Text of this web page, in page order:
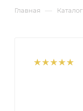
Главная — Каталог